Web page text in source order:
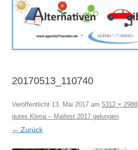
20170513_110740
Veröffentlicht 13. Mai 2017 am 5312 × 2988
gutes Klima – Maifest 2017 gelungen
← Zurück